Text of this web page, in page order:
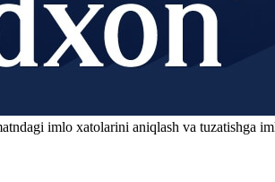
imlo xatolarini aniqlash va tuzatishga